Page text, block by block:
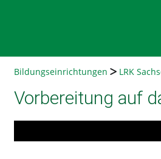
Bildungseinrichtungen LRK
Vorbereitung auf